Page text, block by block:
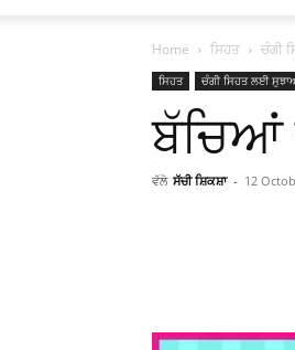
Home ਸਿਹਤ ਚੰਗੀ
ਸਿਹਤ ਚੰਗੀ ਸਿਹਤ ਲਈ
ਬੱਚਿਆਂ
ਵੱਲੋ ਸੱਚੀ ਸ਼ਿਕਸ਼ਾ - 12